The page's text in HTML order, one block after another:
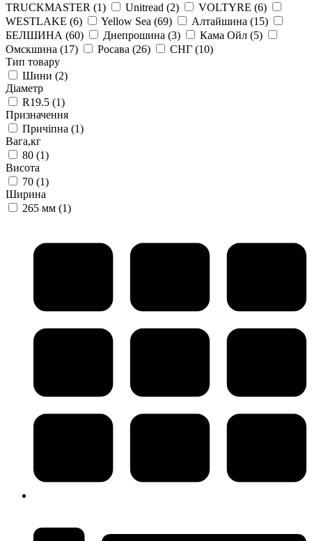
TRUCKMASTER (1) Unitread (2) VOLTYRE (6)
WESTLAKE (6) Yellow Sea (69) Алтайшина (15)
БЕЛШИНА (60) Днепрошина (3) Кама Ойл (5)
Омскшина (17) Росава (26) СНГ (10)
Тип товару
Шини (2)
Діаметр
R19.5 (1)
Призначення
Причіпна (1)
Вага,кг
80 (1)
Висота
70 (1)
Ширина
265 мм (1)